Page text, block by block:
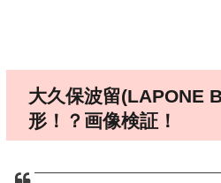
大久保波留(LAPONE
形！？画像検証！